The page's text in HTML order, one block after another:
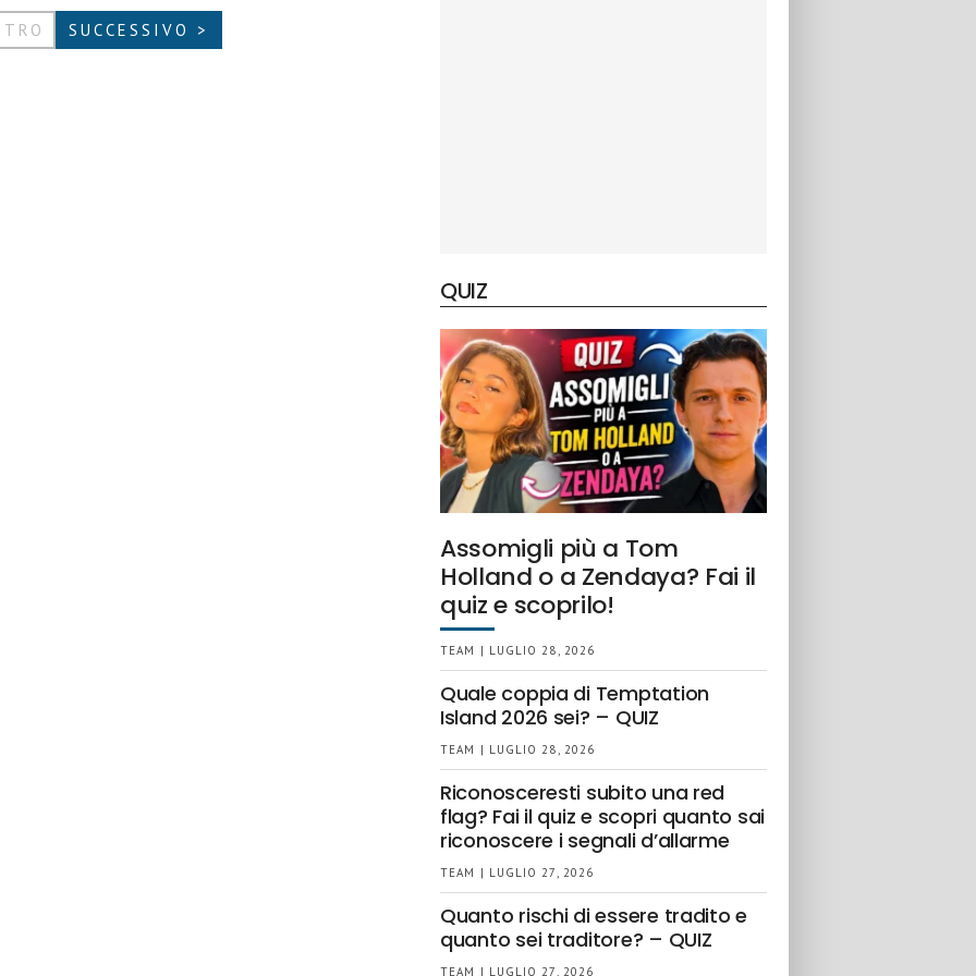
SUCCESSIVO >
QUIZ
Assomigli più a Tom
Holland o a Zendaya? Fai il
quiz e scoprilo!
TEAM | LUGLIO 28, 2026
Quale coppia di Temptation
Island 2026 sei? – QUIZ
TEAM | LUGLIO 28, 2026
Riconosceresti subito una red
flag? Fai il quiz e scopri quanto sai
riconoscere i segnali d’allarme
TEAM | LUGLIO 27, 2026
Quanto rischi di essere tradito e
quanto sei traditore? – QUIZ
TEAM | LUGLIO 27, 2026